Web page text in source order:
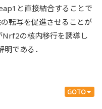
と直接結合することで
転写を促進させることが
Nrf2の核内移行を誘導し
である．
GOTO